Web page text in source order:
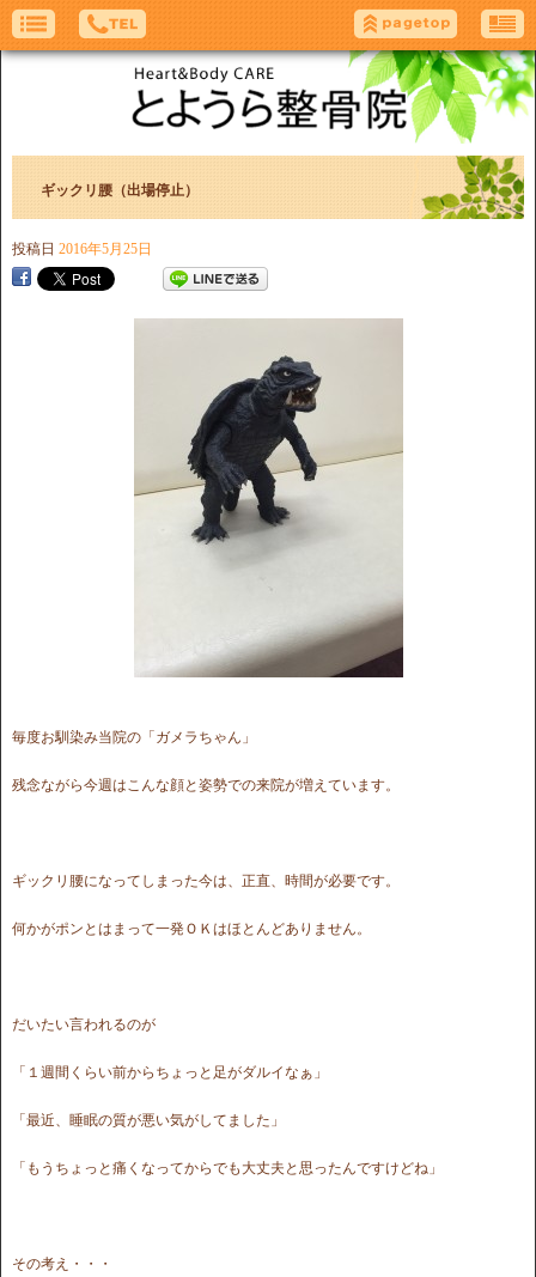
ギックリ腰（出場停止）
投稿日 2016年5月25日
毎度お馴染み当院の「ガメラちゃん」
残念ながら今週はこんな顔と姿勢での来院が増えています。
ギックリ腰になってしまった今は、正直、時間が必要です。
何かがポンとはまって一発ＯＫはほとんどありません。
だいたい言われるのが
「１週間くらい前からちょっと足がダルイなぁ」
「最近、睡眠の質が悪い気がしてました」
「もうちょっと痛くなってからでも大丈夫と思ったんですけどね」
その考え・・・